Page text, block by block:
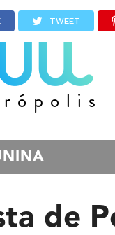
TWEET
de